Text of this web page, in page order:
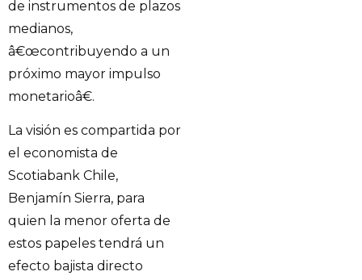
de instrumentos de plazos
medianos,
â€œcontribuyendo a un
próximo mayor impulso
monetarioâ€.
La visión es compartida por
el economista de
Scotiabank Chile,
Benjamín Sierra, para
quien la menor oferta de
estos papeles tendrá un
efecto bajista directo